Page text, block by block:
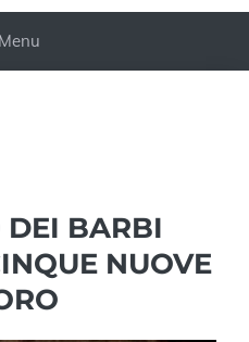
Menu
DEI BARBI
NUOVE